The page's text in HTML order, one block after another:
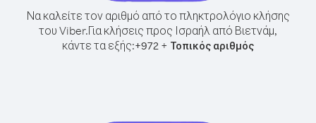
Να καλείτε τον αριθμό από το πληκτρολόγιο κλήσης
του Viber.Για κλήσεις προς Ισραήλ από Βιετνάμ,
κάντε τα εξής:+972 + Τοπικός αριθμός